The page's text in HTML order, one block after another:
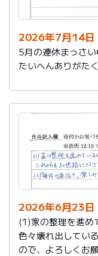
2026年7月14日
5月の連休まっさい
たいへんありがた
2026年6月23日
(1)家の整理を進め
色々壊れ出してい
ので、よろしくお